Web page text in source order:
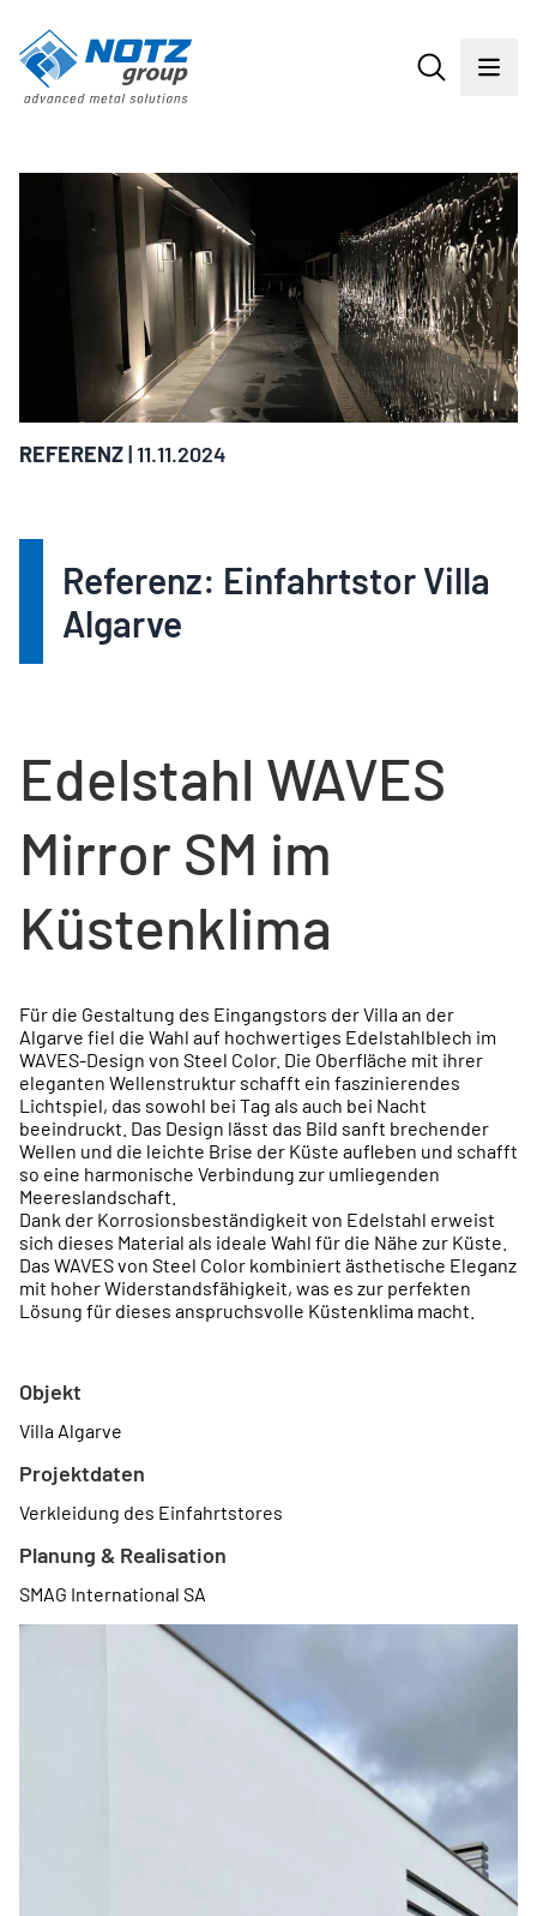
REFERENZ| 11.11.2024
Referenz: Einfahrtstor Villa
Algarve
Edelstahl WAVES
Mirror SM im
Küstenklima
Für die Gestaltung des Eingangstors der Villa an der
Algarve fiel die Wahl auf hochwertiges Edelstahlblech im
WAVES-Design von Steel Color. Die Oberfläche mit ihrer
eleganten Wellenstruktur schafft ein faszinierendes
Lichtspiel, das sowohl bei Tag als auch bei Nacht
beeindruckt. Das Design lässt das Bild sanft brechender
Wellen und die leichte Brise der Küste aufleben und schafft
so eine harmonische Verbindung zur umliegenden
Meereslandschaft.
Dank der Korrosionsbeständigkeit von Edelstahl erweist
sich dieses Material als ideale Wahl für die Nähe zur Küste.
Das WAVES von Steel Color kombiniert ästhetische Eleganz
mit hoher Widerstandsfähigkeit, was es zur perfekten
Lösung für dieses anspruchsvolle Küstenklima macht.
Objekt
Villa Algarve
Projektdaten
Verkleidung des Einfahrtstores
Planung & Realisation
SMAG International SA